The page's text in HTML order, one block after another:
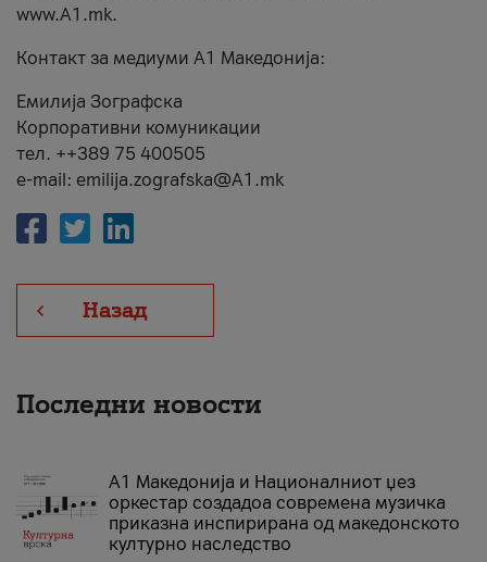
www.А1.mk.
Контакт за медиуми А1 Македонија:
Емилија Зографска
Корпоративни комуникации
тел. ++389 75 400505
e-mail: emilija.zografska@A1.mk
Назад
Последни новости
А1 Македонија и Националниот џез
оркестар создадоа современа музичка
приказна инспирирана од македонското
културно наследство